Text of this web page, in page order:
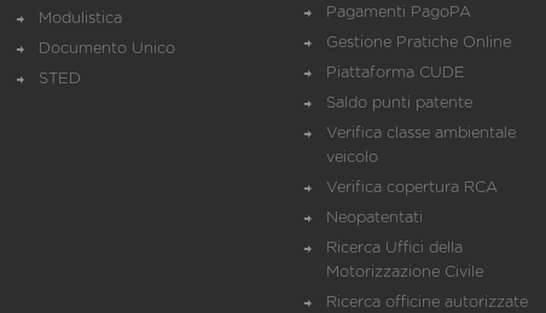
Modulistica
Documento Unico
STED
Pagamenti PagoPA
Gestione Pratiche Online
Piattaforma CUDE
Saldo punti patente
Verifica classe ambientale
veicolo
Verifica copertura RCA
Neopatentati
Ricerca Uffici della
Motorizzazione Civile
Ricerca officine autorizzate